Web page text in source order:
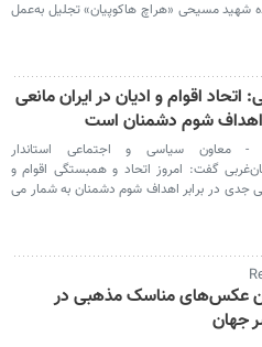
شهید مسیحی «هراچ هاکوپیان» تجلیل به‌عمل
اتحاد اقوام و ادیان در ایران مانعی
اهداف شوم دشمنان است
- معاون سیاسی و اجتماعی استاندار
گفت: امروز اتحاد و همبستگی اقوام و
جدی در برابر اهداف شوم دشمنان به شمار می
عکس‌های مناسک مذهبی در
جهان